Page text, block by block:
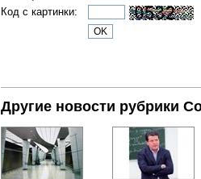
Код с картинки:
Другие новости рубрики